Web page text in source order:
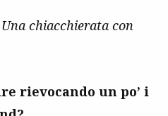
chiacchierata con
rievocando un po’ i